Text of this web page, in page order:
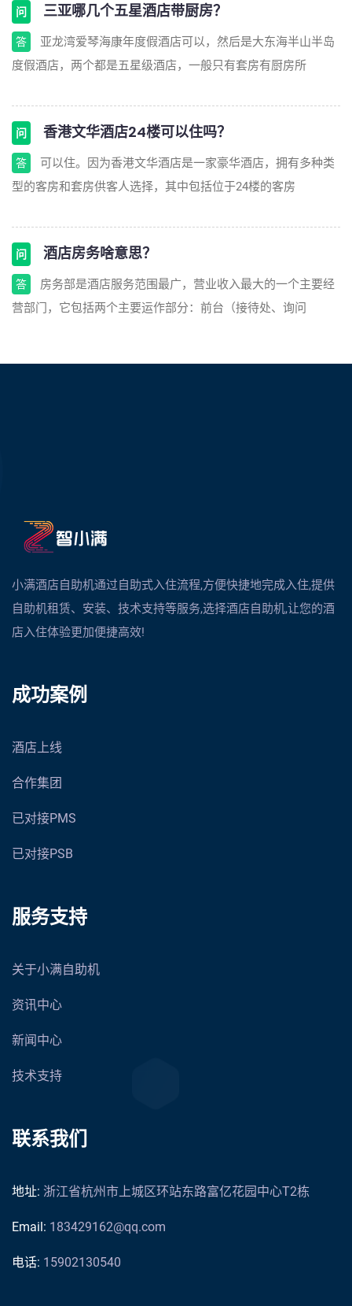
问 三亚哪几个五星酒店带厨房？
答
亚龙湾爱琴海康年度假酒店可以，然后是大东海半山半岛
度假酒店，两个都是五星级酒店，一般只有套房有厨房所
问 香港文华酒店24楼可以住吗？
答
可以住。因为香港文华酒店是一家豪华酒店，拥有多种类
型的客房和套房供客人选择，其中包括位于24楼的客房
问 酒店房务啥意思？
答
房务部是酒店服务范围最广，营业收入最大的一个主要经
营部门，它包括两个主要运作部分：前台（接待处、询问
小满酒店自助机通过自助式入住流程,方便快捷地完成入住,提供
自助机租赁、安装、技术支持等服务,选择酒店自助机,让您的酒
店入住体验更加便捷高效!
成功案例
酒店上线
合作集团
已对接PMS
已对接PSB
服务支持
关于小满自助机
资讯中心
新闻中心
技术支持
联系我们
地址: 浙江省杭州市上城区环站东路富亿花园中心T2栋
Email: 183429162@qq.com
电话: 15902130540